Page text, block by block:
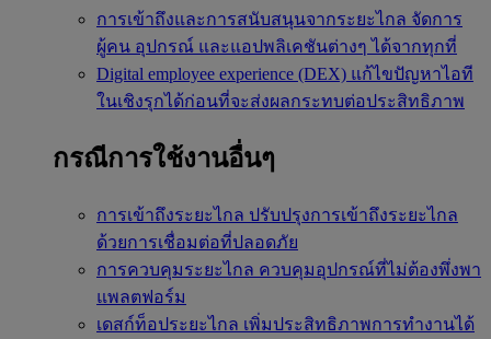
การเข้าถึงและการสนับสนุนจากระยะไกล จัดการ
ผู้คน อุปกรณ์ และแอปพลิเคชันต่างๆ ได้จากทุกที่
Digital employee experience (DEX) แก้ไขปัญหาไอที
ในเชิงรุกได้ก่อนที่จะส่งผลกระทบต่อประสิทธิภาพ
กรณีการใช้งานอื่นๆ
การเข้าถึงระยะไกล ปรับปรุงการเข้าถึงระยะไกล
ด้วยการเชื่อมต่อที่ปลอดภัย
การควบคุมระยะไกล ควบคุมอุปกรณ์ที่ไม่ต้องพึ่งพา
แพลตฟอร์ม
เดสก์ท็อประยะไกล เพิ่มประสิทธิภาพการทำงานได้